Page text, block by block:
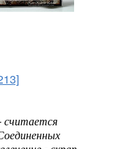
считается